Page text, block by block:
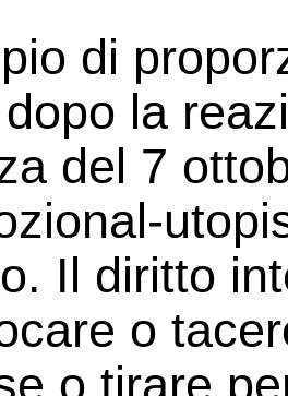
di
la
del 7
Il diritto
o
o tirare